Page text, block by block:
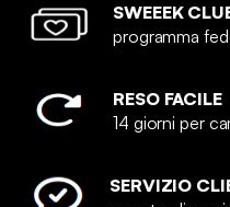
SWEEEK
programma
RESO FACILE
14 giorni per
SERVIZIO